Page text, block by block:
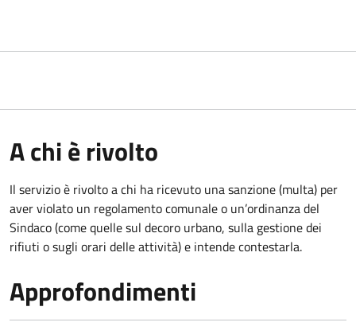
A chi è rivolto
Il servizio è rivolto a chi ha ricevuto una sanzione (multa) per
aver violato un regolamento comunale o un’ordinanza del
Sindaco (come quelle sul decoro urbano, sulla gestione dei
rifiuti o sugli orari delle attività) e intende contestarla.
Approfondimenti